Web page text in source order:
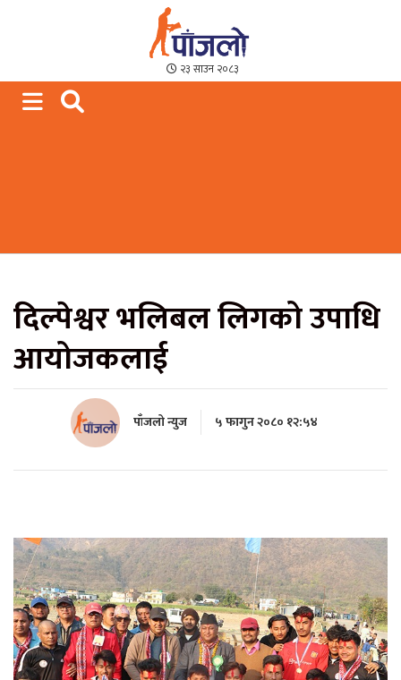
Paajalo News
We are from Far West Nepal
२३ साउन २०८३
दिल्पेश्वर भलिबल लिगको उपाधि
आयोजकलाई
पाँजलो न्युज ५ फागुन २०८० १२:५४